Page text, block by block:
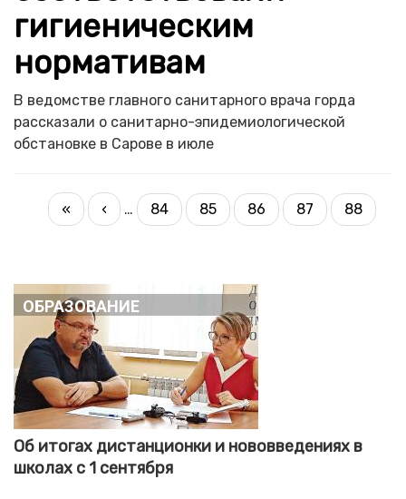
гигиеническим
нормативам
В ведомстве главного санитарного врача горда
рассказали о санитарно-эпидемиологической
обстановке в Сарове в июле
НУМЕРАЦИЯ
СТРАНИЦ
Первая
страница
«
Предыдущая
страница
‹ … Страница
84 Страница
85 Страница
86 Страница
87
Текущая
88
Образование
Об итогах дистанционки и нововведениях в
школах с 1 сентября